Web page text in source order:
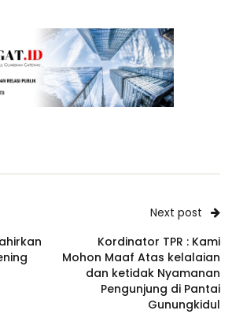
Next post
Kordinator TPR : Kami
Mohon Maaf Atas kelalaian
dan ketidak Nyamanan
Pengunjung di Pantai
Gunungkidul